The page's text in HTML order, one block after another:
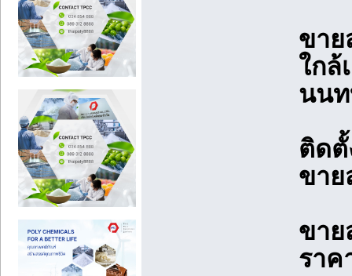
ขาย
ใกล้
นน
ติดตั้
ขาย
ขาย
ราค